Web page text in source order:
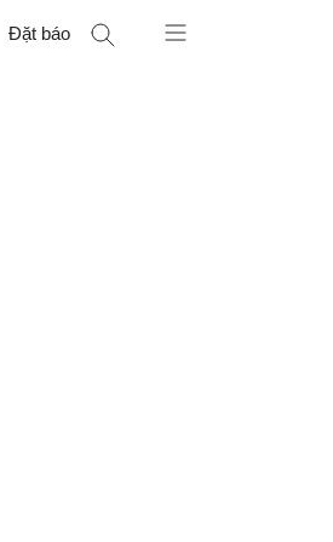
Đặt báo